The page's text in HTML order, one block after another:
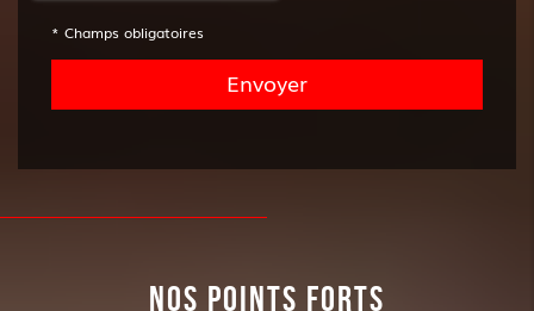
* Champs obligatoires
NOS POINTS FORTS